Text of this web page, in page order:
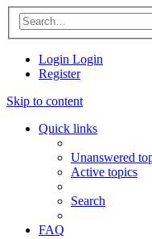
Login Login
Register
Skip to content
Quick links
Unanswered
Active topics
Search
FAQ